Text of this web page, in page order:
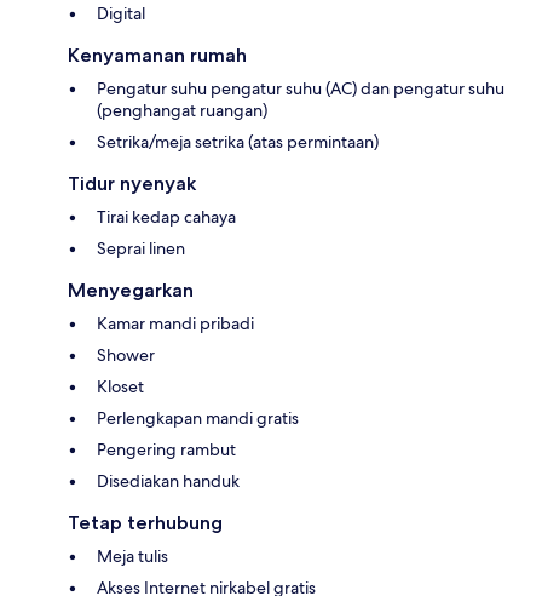
Digital
Kenyamanan rumah
Pengatur suhu pengatur suhu (AC) dan pengatur suhu
(penghangat ruangan)
Setrika/meja setrika (atas permintaan)
Tidur nyenyak
Tirai kedap cahaya
Seprai linen
Menyegarkan
Kamar mandi pribadi
Shower
Kloset
Perlengkapan mandi gratis
Pengering rambut
Disediakan handuk
Tetap terhubung
Meja tulis
Akses Internet nirkabel gratis